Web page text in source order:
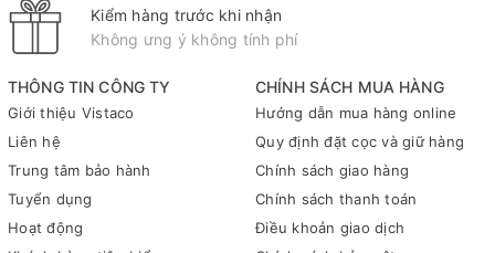
sét.
Tóm lại, kẹp giấy đầu tròn C32 không chỉ là một sản phẩm văn
phòng phẩm đơn thuần mà còn là một trợ thủ đắc lực giúp nâng
cao hiệu quả công việc và học tập của bạn. Với những đặc
điểm nổi bật cùng nhiều lợi ích thiết thực mà nó mang lại, chúng
cảm nhận sự khác biệt.
Để biết thêm thông tin về sản phẩm này cũng như tìm hiểu
thêm về các loại văn phòng phẩm khác, hãy liên hệ ngay với
THÔNG TIN CÔNG TY
Giới thiệu Vistaco
Liên hệ
Trung tâm bảo hành
Tuyển dụng
Hoạt động
CHÍNH SÁCH MUA HÀNG
Hướng dẫn mua hàng online
Quy định đặt cọc và giữ hàng
Chính sách giao hàng
Chính sách thanh toán
Điều khoản giao dịch
Kiểm hàng trước khi nhận
Không ưng ý không tính phí